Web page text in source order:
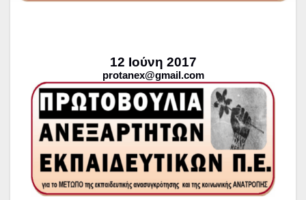
12 Ιούνη 2017
protanex@gmail .com